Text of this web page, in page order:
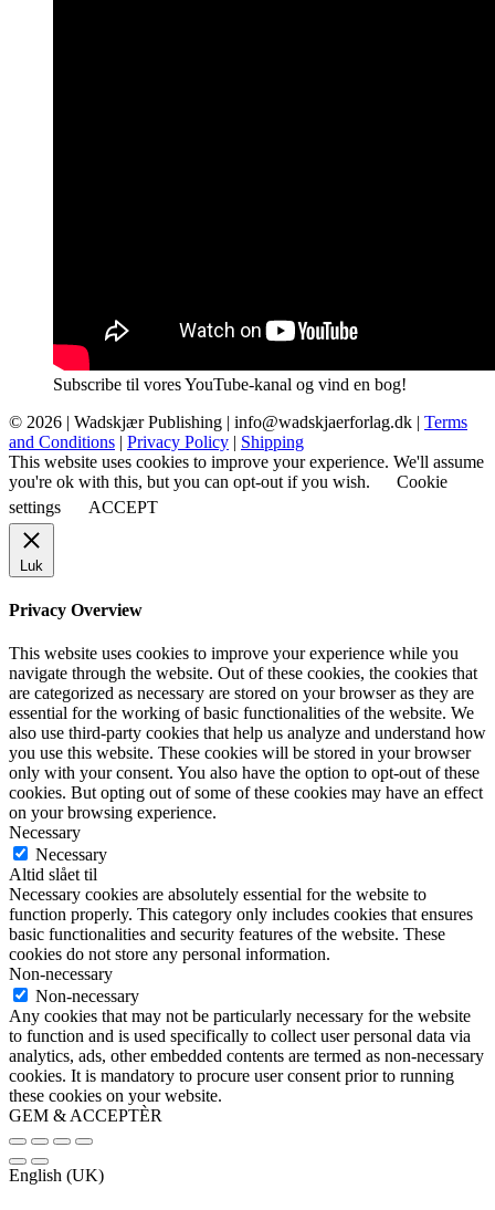
Subscribe til vores YouTube-kanal og vind en bog!
© 2026 | Wadskjær Publishing | info@wadskjaerforlag.dk | Terms
and Conditions | Privacy Policy | Shipping
This website uses cookies to improve your experience. We'll assume
you're ok with this, but you can opt-out if you wish.
Cookie
settings
ACCEPT
Luk
Privacy Overview
This website uses cookies to improve your experience while you
navigate through the website. Out of these cookies, the cookies that
are categorized as necessary are stored on your browser as they are
essential for the working of basic functionalities of the website. We
also use third-party cookies that help us analyze and understand how
you use this website. These cookies will be stored in your browser
only with your consent. You also have the option to opt-out of these
cookies. But opting out of some of these cookies may have an effect
on your browsing experience.
Necessary
Necessary
Altid slået til
Necessary cookies are absolutely essential for the website to
function properly. This category only includes cookies that ensures
basic functionalities and security features of the website. These
cookies do not store any personal information.
Non-necessary
Non-necessary
Any cookies that may not be particularly necessary for the website
to function and is used specifically to collect user personal data via
analytics, ads, other embedded contents are termed as non-necessary
cookies. It is mandatory to procure user consent prior to running
these cookies on your website.
GEM & ACCEPTÈR
English (UK)